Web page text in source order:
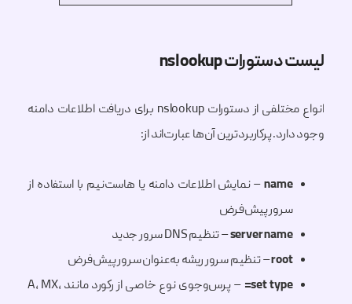
لیست دستورات nslookup
انواع مختلفی از دستورات nslookup برای دریافت اطلاعات دامنه
وجود دارد. پرکاربردترین آن‌ها عبارت‌اند از:
name– نمایش اطلاعات دامنه یا هاست‌نیم با استفاده از
سرور پیش‌فرض
server name– تنظیم DNS سرور جدید
root– تنظیم سرور ریشه به‌عنوان سرور پیش‌فرض
set type=
– پرس‌وجوی نوع خاصی از رکورد مانند A، MX،